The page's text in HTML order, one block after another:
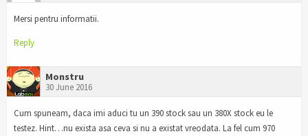
Mersi pentru informatii.
Reply
Monstru
30 June 2016
Cum spuneam, daca imi aduci tu un 390 stock sau un 380X stock eu le
testez. Hint…nu exista asa ceva si nu a existat vreodata. La fel cum 970